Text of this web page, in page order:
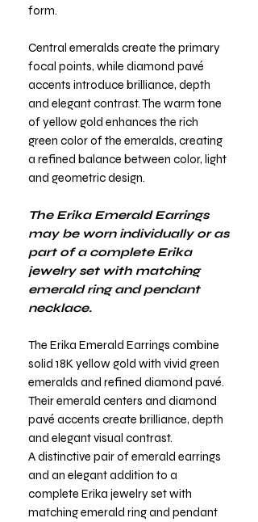
form.
Central emeralds create the primary
focal points, while diamond pavé
accents introduce brilliance, depth
and elegant contrast. The warm tone
of yellow gold enhances the rich
green color of the emeralds, creating
a refined balance between color, light
and geometric design.
The Erika Emerald Earrings
may be worn individually or as
part of a complete Erika
jewelry set with matching
emerald ring and pendant
necklace.
The Erika Emerald Earrings combine
solid 18K yellow gold with vivid green
emeralds and refined diamond pavé.
Their emerald centers and diamond
pavé accents create brilliance, depth
and elegant visual contrast.
A distinctive pair of emerald earrings
and an elegant addition to a
complete Erika jewelry set with
matching emerald ring and pendant